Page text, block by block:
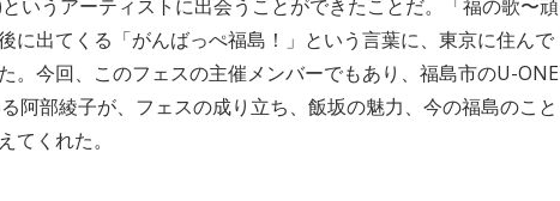
いうアーティストに出会うことができたことだ。「福の歌〜頑
に出てくる「がんばっぺ福島！」という言葉に、東京に住んで
。今回、このフェスの主催メンバーでもあり、福島市のU-ONE
阿部綾子が、フェスの成り立ち、飯坂の魅力、今の福島のこと
てくれた。